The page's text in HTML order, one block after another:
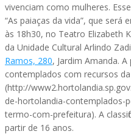
vivenciam como mulheres.
“As paiaças da vida”, que será
às 18h30, no Teatro Elizabeth
da Unidade Cultural Arlindo
Ramos, 280, Jardim Amanda.
contemplados com recursos
(http://
de-hortolandia-contemplados-
termo-com-prefeitura). A
partir de 16 anos.